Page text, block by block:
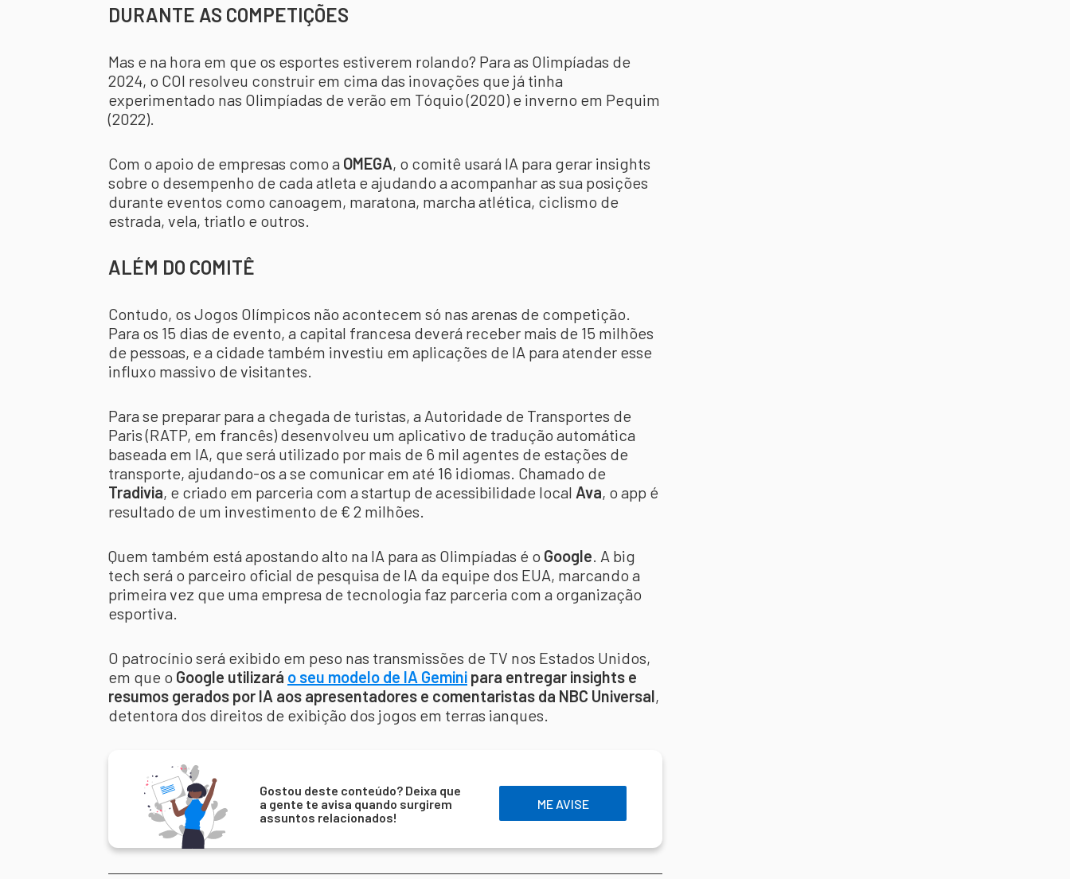
DURANTE AS COMPETIÇÕES
Mas e na hora em que os esportes estiverem rolando? Para as Olimpíadas de
2024, o COI resolveu construir em cima das inovações que já tinha
experimentado nas Olimpíadas de verão em Tóquio (2020) e inverno em Pequim
(2022).
Com o apoio de empresas como a OMEGA, o comitê usará IA para gerar insights
sobre o desempenho de cada atleta e ajudando a acompanhar as sua posições
durante eventos como canoagem, maratona, marcha atlética, ciclismo de
estrada, vela, triatlo e outros.
ALÉM DO COMITÊ
Contudo, os Jogos Olímpicos não acontecem só nas arenas de competição.
Para os 15 dias de evento, a capital francesa deverá receber mais de 15 milhões
de pessoas, e a cidade também investiu em aplicações de IA para atender esse
influxo massivo de visitantes.
Para se preparar para a chegada de turistas, a Autoridade de Transportes de
Paris (RATP, em francês) desenvolveu um aplicativo de tradução automática
baseada em IA, que será utilizado por mais de 6 mil agentes de estações de
transporte, ajudando-os a se comunicar em até 16 idiomas. Chamado de
Tradivia, e criado em parceria com a startup de acessibilidade local Ava, o app é
resultado de um investimento de € 2 milhões.
Quem também está apostando alto na IA para as Olimpíadas é o Google. A big
tech será o parceiro oficial de pesquisa de IA da equipe dos EUA, marcando a
primeira vez que uma empresa de tecnologia faz parceria com a organização
esportiva.
O patrocínio será exibido em peso nas transmissões de TV nos Estados Unidos,
em que o Google utilizará o seu modelo de IA Gemini para entregar insights e
resumos gerados por IA aos apresentadores e comentaristas da NBC Universal,
detentora dos direitos de exibição dos jogos em terras ianques.
Gostou deste conteúdo? Deixa que
a gente te avisa quando surgirem
assuntos relacionados!
ME AVISE